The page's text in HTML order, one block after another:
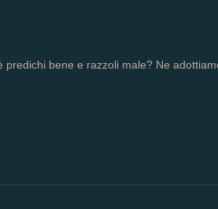
bene e razzoli male? Ne